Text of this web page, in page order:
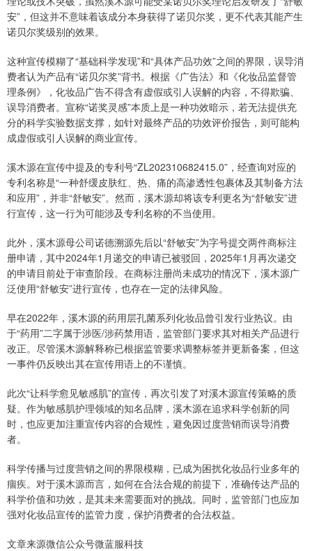
安”，但这并不意味着该成分本身获得了诺贝尔奖，更不代表其能产生
诺贝尔奖级别的效果。
这种宣传模糊了“基础科学发现”和“具体产品功效”之间的界限，误导消
费者认为产品有“诺贝尔奖”背书。根据《广告法》和《化妆品监督管
理条例》，化妆品广告不得含有虚假或引人误解的内容，不得欺骗、
误导消费者。宣称“诺奖灵感”本质上是一种功效暗示，若无法提供充
分的科学实验数据支撑，如针对最终产品的功效评价报告，则可能构
成虚假或引人误解的商业宣传。
溪木源在宣传中提及的专利号“ZL202310682415.0”，经查询对应的
专利名称是“一种舒缓皮肤红、热、痛的高渗透性包裹体及其制备方法
和应用”，并非“舒敏安”。然而，溪木源却将该专利更名为“舒敏安”进
行宣传，这一行为可能涉及专利名称的不当使用。
此外，溪木源母公司诺德溯源先后以“舒敏安”为字号提交两件商标注
册申请，其中2024年1月递交的申请已被驳回，2025年1月再次递交
的申请目前处于审查阶段。在商标注册尚未成功的情况下，溪木源广
泛使用“舒敏安”进行宣传，也存在一定的法律风险。
早在2022年，溪木源的药用层孔菌系列化妆品曾引发行业热议。由
于“药用”二字属于涉医/涉药禁用语，监管部门要求其对相关产品进行
改正。尽管溪木源解释称已根据监管要求调整标签并更新备案，但这
一事件仍反映出其在宣传用语上的不谨慎。
此次“让科学愈见敏感肌”的宣传，再次引发了对溪木源宣传策略的质
疑。作为敏感肌护理领域的知名品牌，溪木源在追求科学创新的同
时，也应更加注重宣传内容的合规性，避免因过度营销而误导消费
者。
科学传播与过度营销之间的界限模糊，已成为困扰化妆品行业多年的
痼疾。对于溪木源而言，如何在合法合规的前提下，准确传达产品的
科学价值和功效，是其未来需要面对的挑战。同时，监管部门也应加
强对化妆品宣传的监管力度，保护消费者的合法权益。
文章来源微信公众号微蓝服科技